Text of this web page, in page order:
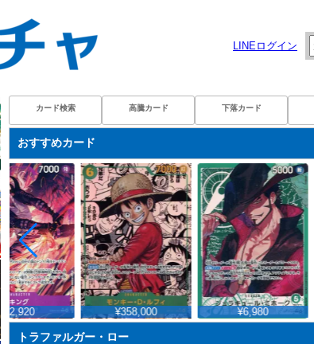
LINEログイン
カード検索 高騰カード 下落カード
おすすめカード
¥2,920 ¥358,000 ¥6,980
トラファルガー・ロー